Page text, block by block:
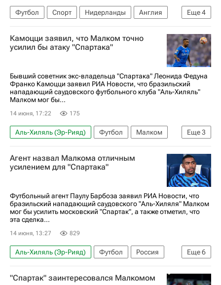
Еще4
Футбол Спорт Нидерланды
Англия
Испания
Нуссаир Мазрауи
Международная федерация футбола (ФИФА)
Камоцци заявил, что Малком точно
усилил бы атаку "Спартака"
Бывший советник экс-владельца "Спартака" Леонида Федуна
Франко Камоцци заявил РИА Новости, что бразильский
нападающий саудовского футбольного клуба "Аль-Хиляль"
Малком мог бы...
14 июня, 17:22 175
Еще3
Аль-Хиляль (Эр-Рияд) Футбол
Малком
Спартак Москва
Зенит
РПЛ 2026-2027 (Чемпионат России по футболу)
Агент назвал Малкома отличным
усилением для "Спартака"
Футбольный агент Паулу Барбоза заявил РИА Новости, что
бразильский нападающий саудовского "Аль-Хиляля" Малком
мог бы усилить московский "Спартак", а также отметил, что
эта сделка...
14 июня, 13:27 829
Еще6
Аль-Хиляль (Эр-Рияд) Футбол
Россия
Саудовская Аравия
Малком
Спартак Москва
Зенит
"Спартак" заинтересовался Малкомом